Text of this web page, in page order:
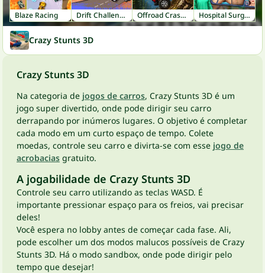
Blaze Racing Drift Challenge Turbo Racer Offroad Crash Climber 4X4 Hospital Surgeon: Doctor Game
Crazy Stunts 3D
Crazy Stunts 3D
Na categoria de jogos de carros, Crazy Stunts 3D é um
jogo super divertido, onde pode dirigir seu carro
derrapando por inúmeros lugares. O objetivo é completar
cada modo em um curto espaço de tempo. Colete
moedas, controle seu carro e divirta-se com esse jogo de
acrobacias gratuito.
A jogabilidade de Crazy Stunts 3D
Controle seu carro utilizando as teclas WASD. É
importante pressionar espaço para os freios, vai precisar
deles!
Você espera no lobby antes de começar cada fase. Ali,
pode escolher um dos modos malucos possíveis de Crazy
Stunts 3D. Há o modo sandbox, onde pode dirigir pelo
tempo que desejar!